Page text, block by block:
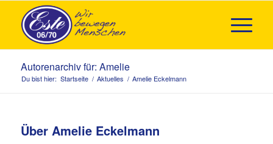
Autorenarchiv für: Amelie
Du bist hier: Startseite / Aktuelles / Amelie Eckelmann
Über Amelie Eckelmann